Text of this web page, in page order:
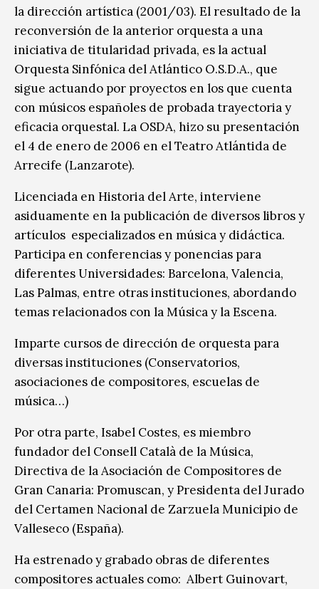
la dirección artística (2001/03). El resultado de la
reconversión de la anterior orquesta a una
iniciativa de titularidad privada, es la actual
Orquesta Sinfónica del Atlántico O.S.D.A., que
sigue actuando por proyectos en los que cuenta
con músicos españoles de probada trayectoria y
eficacia orquestal. La OSDA, hizo su presentación
el 4 de enero de 2006 en el Teatro Atlántida de
Arrecife (Lanzarote).
Licenciada en Historia del Arte, interviene
asiduamente en la publicación de diversos libros y
artículos especializados en música y didáctica.
Participa en conferencias y ponencias para
diferentes Universidades: Barcelona, Valencia,
Las Palmas, entre otras instituciones, abordando
temas relacionados con la Música y la Escena.
Imparte cursos de dirección de orquesta para
diversas instituciones (Conservatorios,
asociaciones de compositores, escuelas de
música…)
Por otra parte, Isabel Costes, es miembro
fundador del Consell Català de la Música,
Directiva de la Asociación de Compositores de
Gran Canaria: Promuscan, y Presidenta del Jurado
del Certamen Nacional de Zarzuela Municipio de
Valleseco (España).
Ha estrenado y grabado obras de diferentes
compositores actuales como: Albert Guinovart,